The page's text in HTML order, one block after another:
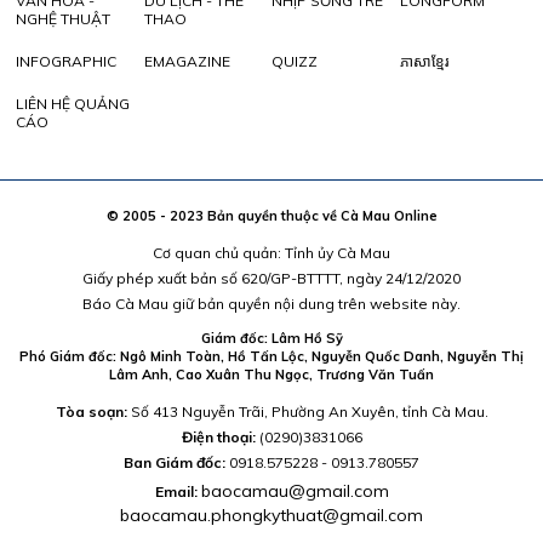
NGHỆ THUẬT
THAO
INFOGRAPHIC EMAGAZINE QUIZZ ភាសាខ្មែរ
LIÊN HỆ QUẢNG
CÁO
© 2005 - 2023 Bản quyền thuộc về Cà Mau Online
Cơ quan chủ quản: Tỉnh ủy Cà Mau
Giấy phép xuất bản số 620/GP-BTTTT, ngày 24/12/2020
Báo Cà Mau giữ bản quyền nội dung trên website này.
Giám đốc: Lâm Hồ Sỹ
Phó Giám đốc: Ngô Minh Toàn, Hồ Tấn Lộc, Nguyễn Quốc Danh, Nguyễn Thị
Lâm Anh, Cao Xuân Thu Ngọc, Trương Văn Tuấn
Tòa soạn:Số 413 Nguyễn Trãi, Phường An Xuyên, tỉnh Cà Mau.
Điện thoại: (0290)3831066
Ban Giám đốc: 0918.575228 - 0913.780557
Email: baocamau@gmail.com
baocamau.phongkythuat@gmail.com